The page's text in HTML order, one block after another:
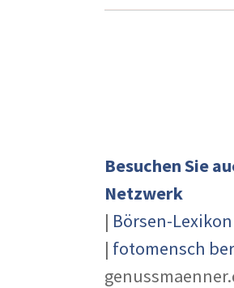
Besuchen Sie
Netzwerk
| Börsen-Lexikon
| fotomensch